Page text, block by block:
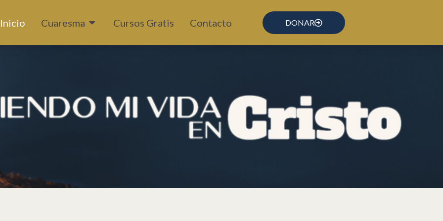
Inicio Cuaresma Abrir CuaresmaCursos Gratis Contacto DONAR